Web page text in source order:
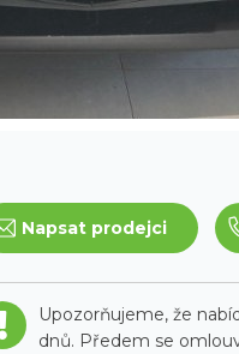
Napsat prodejci
Upozorňujeme, že
dnů. Předem se